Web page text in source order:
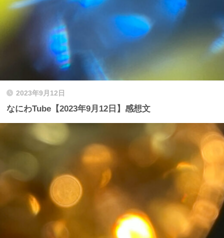
2023年9月12日
なにわTube【2023年9月12日】感想文